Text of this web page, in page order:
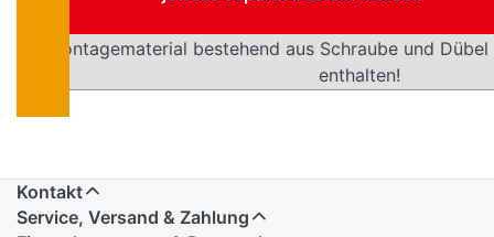
Montagematerial bestehend aus Schraube und
enthalten!
Kontakt
Service, Versand & Zahlung